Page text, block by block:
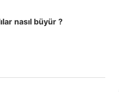
nasıl büyür ?